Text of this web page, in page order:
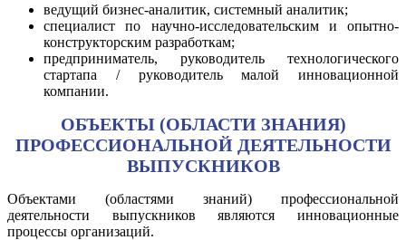
ведущий бизнес-аналитик, системный аналитик;
специалист по научно-исследовательским и опытно-
конструкторским разработкам;
предприниматель, руководитель технологического
стартапа / руководитель малой инновационной
компании.
ОБЪЕКТЫ (ОБЛАСТИ ЗНАНИЯ)
ПРОФЕССИОНАЛЬНОЙ ДЕЯТЕЛЬНОСТИ
ВЫПУСКНИКОВ
Объектами (областями знаний) профессиональной
деятельности выпускников являются инновационные
процессы организаций.